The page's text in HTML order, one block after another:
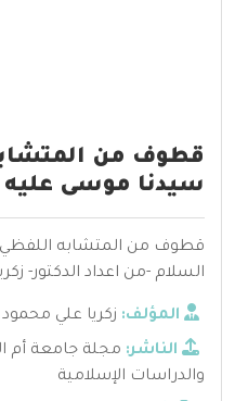
قطوف من
سيدنا موسى عليه
قطوف من المتشابه
السلام -من اعداد الدكتور-
المؤلف: زكريا علي
الناشر: مجلة جامعة أم
والدراسات الإسلامية